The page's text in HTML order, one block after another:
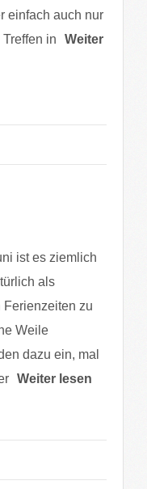
einfach auch nur
in
Weiter
ist es ziemlich
als
Ferienzeiten zu
Weile
dazu ein, mal
Weiter lesen